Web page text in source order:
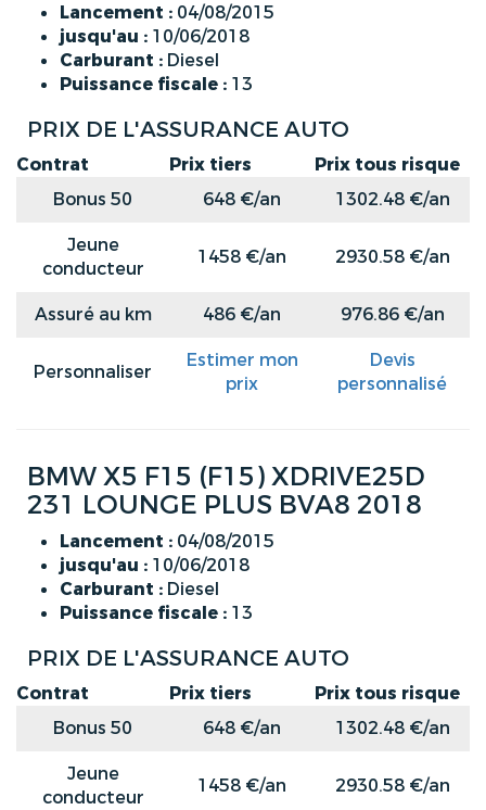
Lancement : 04/08/2015
jusqu'au : 10/06/2018
Carburant : Diesel
Puissance fiscale : 13
PRIX DE L'ASSURANCE AUTO
Contrat Prix tiers
Prix tous risque
Bonus 50
648 €/an
1302.48 €/an
Jeune
conducteur
1458 €/an 2930.58 €/an
Assuré au km 486 €/an 976.86 €/an
Personnaliser
Estimer mon
prix
Devis
personnalisé
BMW X5 F15 (F15) XDRIVE25D
231 LOUNGE PLUS BVA8 2018
Lancement : 04/08/2015
jusqu'au : 10/06/2018
Carburant : Diesel
Puissance fiscale : 13
PRIX DE L'ASSURANCE AUTO
Contrat Prix tiers
Prix tous risque
Bonus 50
648 €/an
1302.48 €/an
Jeune
conducteur
1458 €/an 2930.58 €/an